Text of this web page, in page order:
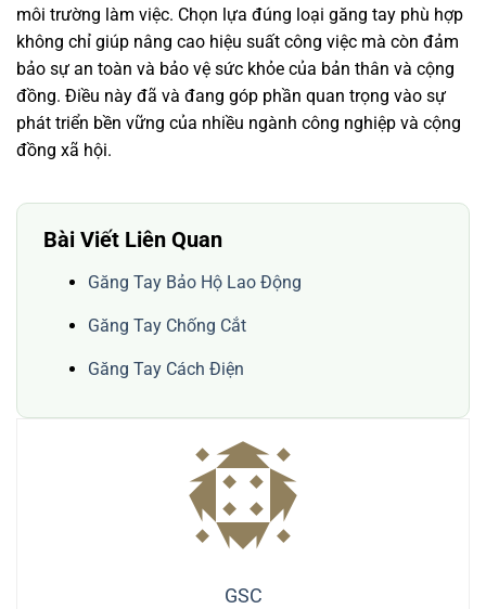
môi trường làm việc. Chọn lựa đúng loại găng tay phù hợp
không chỉ giúp nâng cao hiệu suất công việc mà còn đảm
bảo sự an toàn và bảo vệ sức khỏe của bản thân và cộng
đồng. Điều này đã và đang góp phần quan trọng vào sự
phát triển bền vững của nhiều ngành công nghiệp và cộng
đồng xã hội.
Bài Viết Liên Quan
Găng Tay Bảo Hộ Lao Động
Găng Tay Chống Cắt
Găng Tay Cách Điện
GSC